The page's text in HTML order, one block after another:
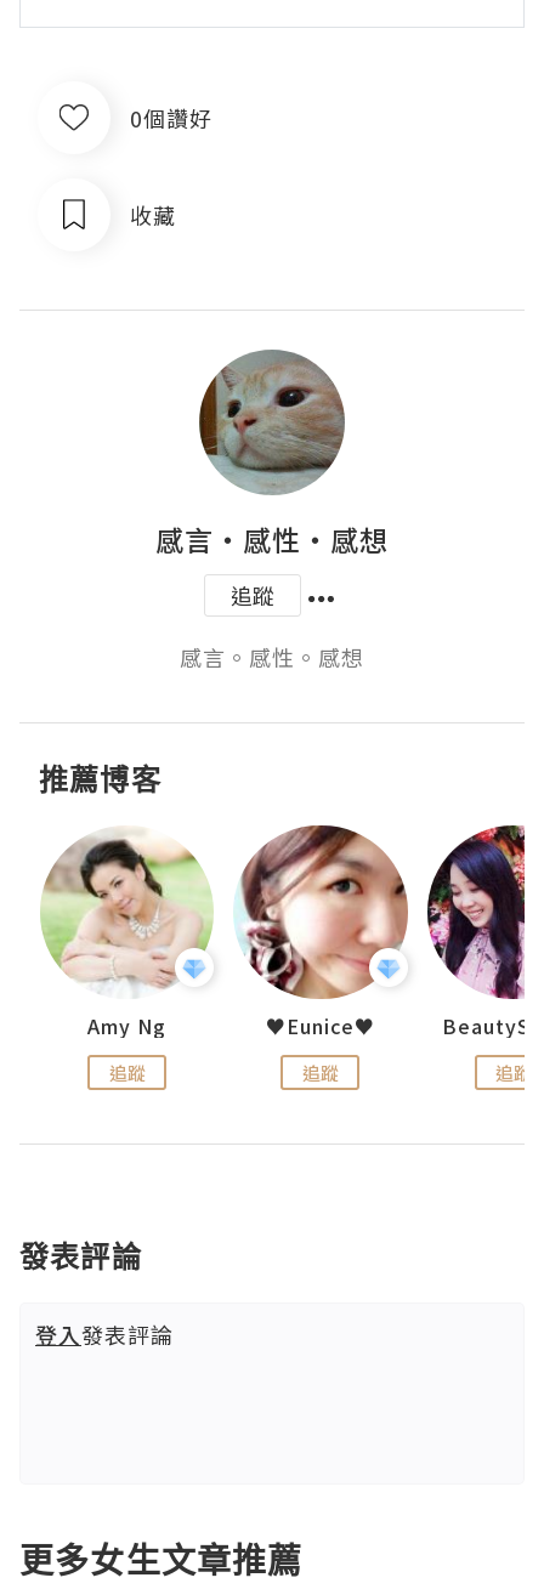
0個讚好
收藏
感言‧感性‧感想
追蹤
感言。感性。感想
推薦博客
Amy Ng
追蹤
♥Eunice♥
追蹤 追蹤
發表評論
登入發表評論
更多女生文章推薦